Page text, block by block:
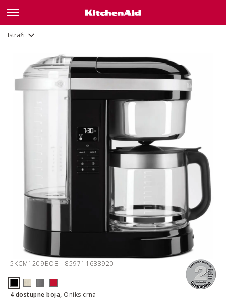
Istraži
5KCM1209EOB - 859711688920
4 dostupne boja, Oniks crna